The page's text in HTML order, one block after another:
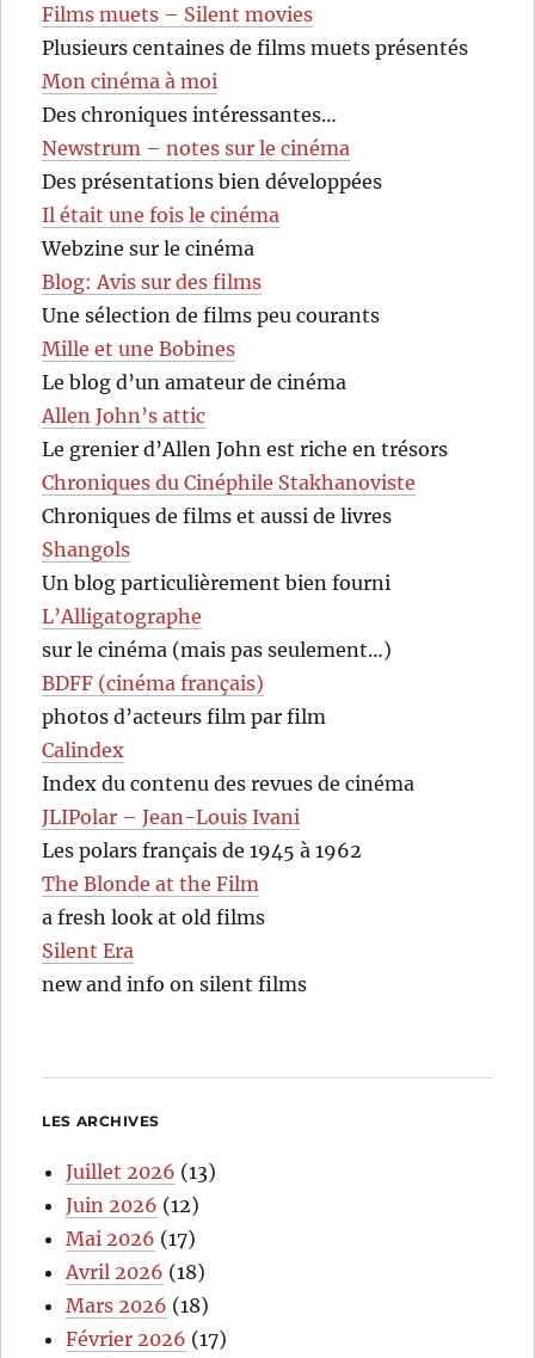
Films muets – Silent movies
Plusieurs centaines de films muets présentés
Mon cinéma à moi
Des chroniques intéressantes…
Newstrum – notes sur le cinéma
Des présentations bien développées
Il était une fois le cinéma
Webzine sur le cinéma
Blog: Avis sur des films
Une sélection de films peu courants
Mille et une Bobines
Le blog d’un amateur de cinéma
Allen John’s attic
Le grenier d’Allen John est riche en trésors
Chroniques du Cinéphile Stakhanoviste
Chroniques de films et aussi de livres
Shangols
Un blog particulièrement bien fourni
L’Alligatographe
sur le cinéma (mais pas seulement…)
BDFF (cinéma français)
photos d’acteurs film par film
Calindex
Index du contenu des revues de cinéma
JLIPolar – Jean-Louis Ivani
Les polars français de 1945 à 1962
The Blonde at the Film
a fresh look at old films
Silent Era
new and info on silent films
LES ARCHIVES
Juillet 2026 (13)
Juin 2026 (12)
Mai 2026 (17)
Avril 2026 (18)
Mars 2026 (18)
Février 2026 (17)